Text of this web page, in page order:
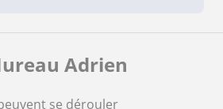
Adrien
se dérouler